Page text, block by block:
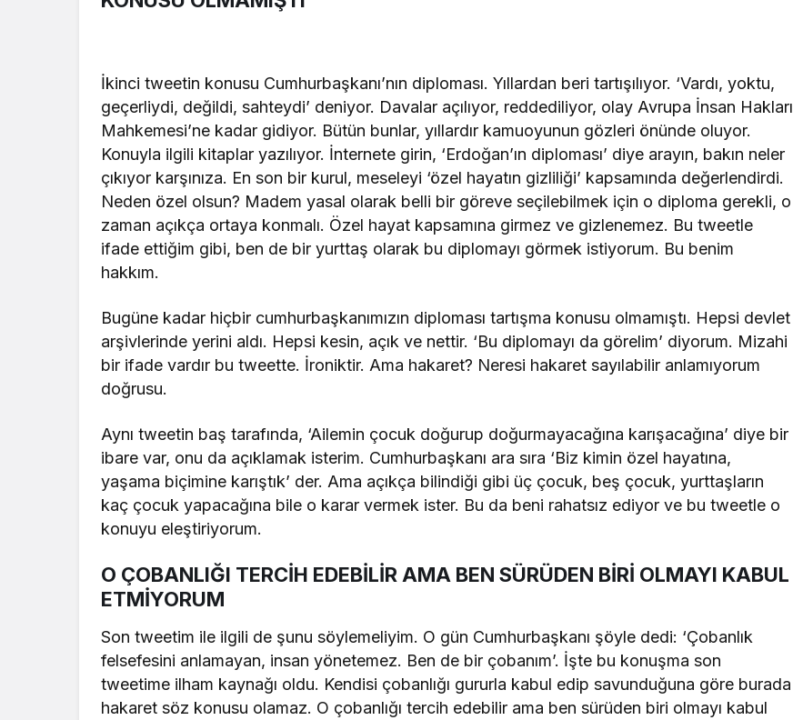
İkinci tweetin konusu Cumhurbaşkanı’nın diploması. Yıllardan beri tartışılıyor. ‘Vardı, yoktu,
geçerliydi, değildi, sahteydi’ deniyor. Davalar açılıyor, reddediliyor, olay Avrupa İnsan Hakları
Mahkemesi’ne kadar gidiyor. Bütün bunlar, yıllardır kamuoyunun gözleri önünde oluyor.
Konuyla ilgili kitaplar yazılıyor. İnternete girin, ‘Erdoğan’ın diploması’ diye arayın, bakın neler
çıkıyor karşınıza. En son bir kurul, meseleyi ‘özel hayatın gizliliği’ kapsamında değerlendirdi.
Neden özel olsun? Madem yasal olarak belli bir göreve seçilebilmek için o diploma gerekli, o
zaman açıkça ortaya konmalı. Özel hayat kapsamına girmez ve gizlenemez. Bu tweetle
ifade ettiğim gibi, ben de bir yurttaş olarak bu diplomayı görmek istiyorum. Bu benim
hakkım.
Bugüne kadar hiçbir cumhurbaşkanımızın diploması tartışma konusu olmamıştı. Hepsi devlet
arşivlerinde yerini aldı. Hepsi kesin, açık ve nettir. ‘Bu diplomayı da görelim’ diyorum. Mizahi
bir ifade vardır bu tweette. İroniktir. Ama hakaret? Neresi hakaret sayılabilir anlamıyorum
doğrusu.
Aynı tweetin baş tarafında, ‘Ailemin çocuk doğurup doğurmayacağına karışacağına’ diye bir
ibare var, onu da açıklamak isterim. Cumhurbaşkanı ara sıra ‘Biz kimin özel hayatına,
yaşama biçimine karıştık’ der. Ama açıkça bilindiği gibi üç çocuk, beş çocuk, yurttaşların
kaç çocuk yapacağına bile o karar vermek ister. Bu da beni rahatsız ediyor ve bu tweetle o
konuyu eleştiriyorum.
O ÇOBANLIĞI TERCİH EDEBİLİR AMA BEN SÜRÜDEN BİRİ OLMAYI KABUL
ETMİYORUM
Son tweetim ile ilgili de şunu söylemeliyim. O gün Cumhurbaşkanı şöyle dedi: ‘Çobanlık
felsefesini anlamayan, insan yönetemez. Ben de bir çobanım’. İşte bu konuşma son
tweetime ilham kaynağı oldu. Kendisi çobanlığı gururla kabul edip savunduğuna göre burada
hakaret söz konusu olamaz. O çobanlığı tercih edebilir ama ben sürüden biri olmayı kabul